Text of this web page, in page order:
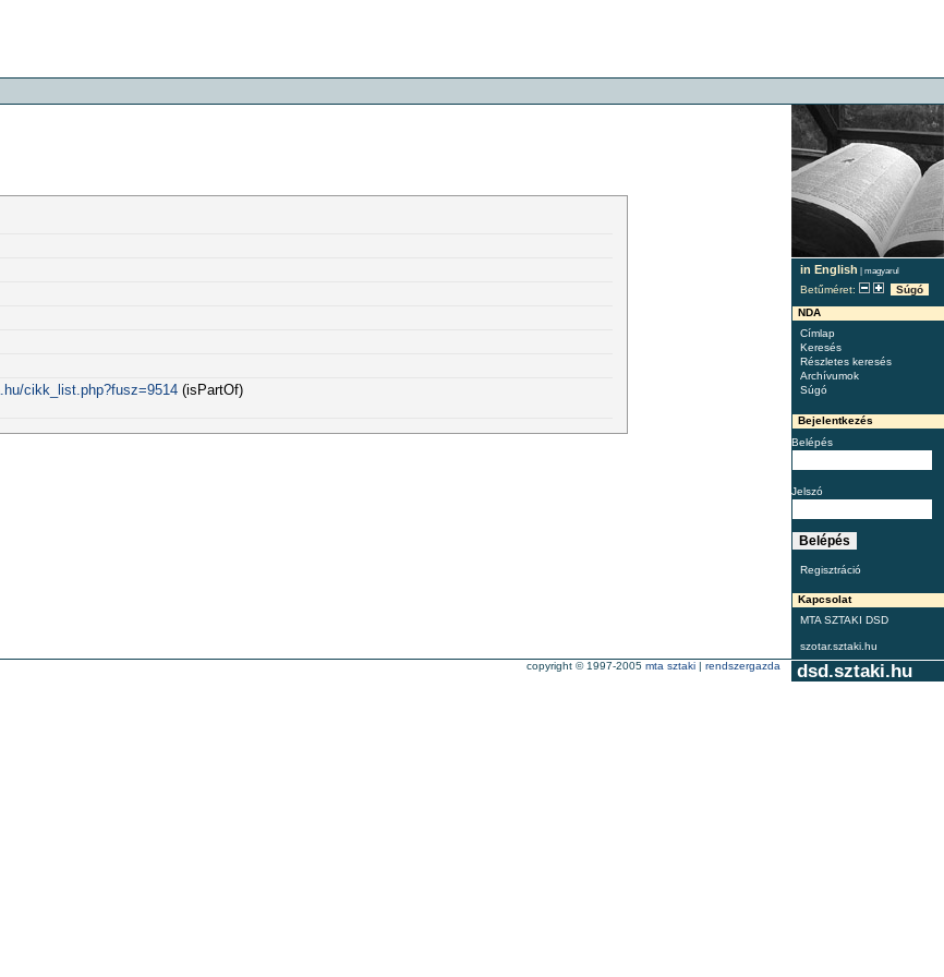
in English | magyarul
Betűméret:
Súgó
NDA
Címlap
Keresés
Részletes keresés
Archívumok
Súgó
Bejelentkezés
Belépés
Jelszó
Regisztráció
Kapcsolat
MTA SZTAKI DSD
szotar.sztaki.hu
cikk_list.php?fusz=9514(isPartOf)
dsd.sztaki.hu
copyright © 1997-2005 mta sztaki | rendszergazda